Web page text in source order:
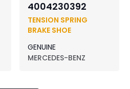
4004230392
TENSION SPRING
BRAKE SHOE
GENUINE
MERCEDES-BENZ